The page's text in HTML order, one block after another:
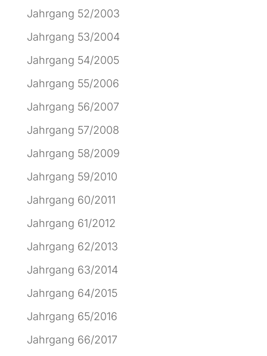
Jahrgang 52/2003
Jahrgang 53/2004
Jahrgang 54/2005
Jahrgang 55/2006
Jahrgang 56/2007
Jahrgang 57/2008
Jahrgang 58/2009
Jahrgang 59/2010
Jahrgang 60/2011
Jahrgang 61/2012
Jahrgang 62/2013
Jahrgang 63/2014
Jahrgang 64/2015
Jahrgang 65/2016
Jahrgang 66/2017